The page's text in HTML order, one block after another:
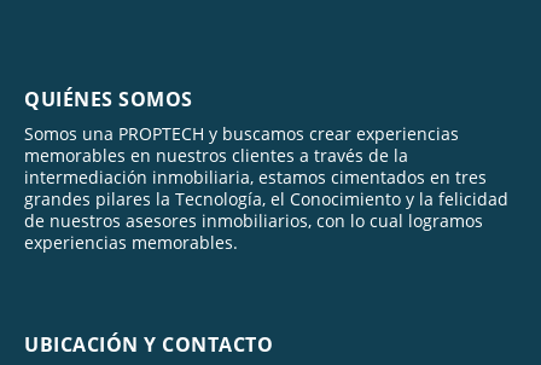
QUIÉNES SOMOS
Somos una PROPTECH y buscamos crear experiencias
memorables en nuestros clientes a través de la
intermediación inmobiliaria, estamos cimentados en tres
grandes pilares la Tecnología, el Conocimiento y la felicidad
de nuestros asesores inmobiliarios, con lo cual logramos
experiencias memorables.
UBICACIÓN Y CONTACTO